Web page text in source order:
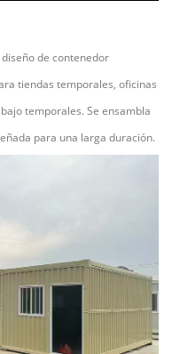
de contenedor
tiendas temporales, oficinas
temporales. Se ensambla
para una larga duración.